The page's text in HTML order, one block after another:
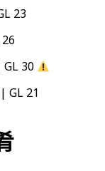
23
30
GL 21